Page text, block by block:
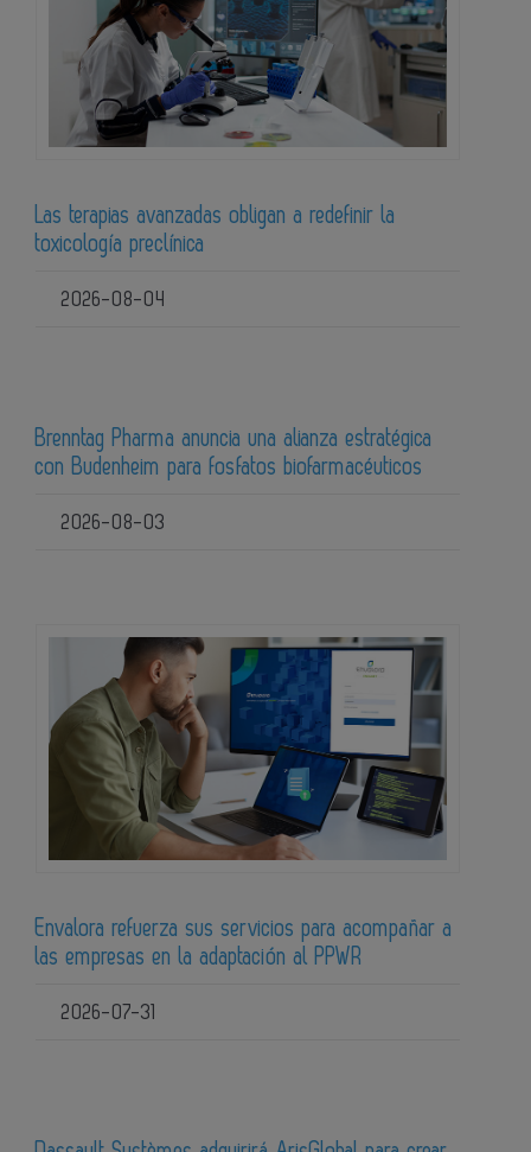
Las terapias avanzadas obligan a redefinir la
toxicología preclínica
2026-08-04
Brenntag Pharma anuncia una alianza estratégica
con Budenheim para fosfatos biofarmacéuticos
2026-08-03
Envalora refuerza sus servicios para acompañar a
las empresas en la adaptación al PPWR
2026-07-31